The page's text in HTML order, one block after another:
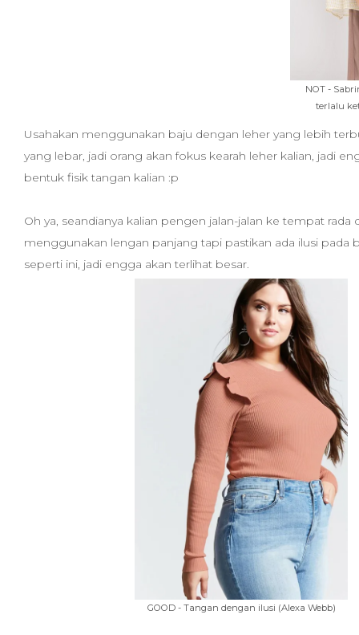
NOT -
terlalu
Usahakan menggunakan baju dengan leher yang lebih
yang lebar, jadi orang akan fokus kearah leher kalian, jadi
bentuk fisik tangan kalian :p
Oh ya, seandianya kalian pengen jalan-jalan ke tempat rada
menggunakan lengan panjang tapi pastikan ada ilusi pada
seperti ini, jadi engga akan terlihat besar.
GOOD - Tangan dengan ilusi (Alexa Webb)